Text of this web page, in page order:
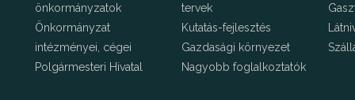
önkormányzatok
Önkormányzat
intézményei, cégei
Polgármesteri Hivatal
tervek
Kutatás-fejlesztés
Gazdasági környezet
Nagyobb foglalkoztatók